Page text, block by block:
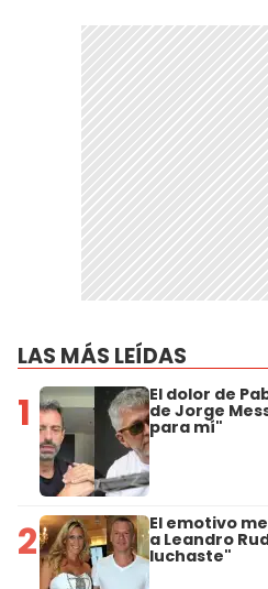
LAS MÁS LEÍDAS
1 El dolor de
de Jorge
para mí"
2 El emotivo
a Leandro
luchaste"